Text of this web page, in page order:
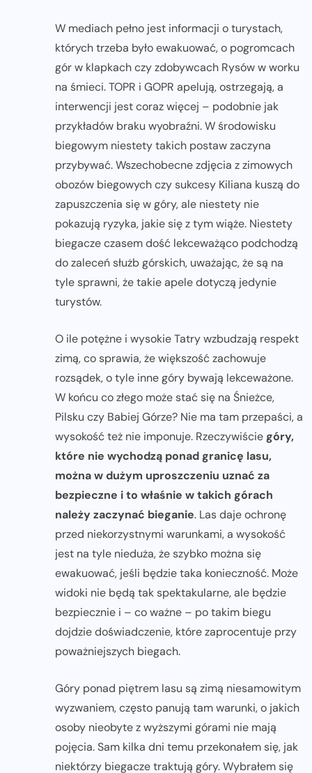
W mediach pełno jest informacji o turystach,
których trzeba było ewakuować, o pogromcach
gór w klapkach czy zdobywcach Rysów w worku
na śmieci. TOPR i GOPR apelują, ostrzegają, a
interwencji jest coraz więcej – podobnie jak
przykładów braku wyobraźni. W środowisku
biegowym niestety takich postaw zaczyna
przybywać. Wszechobecne zdjęcia z zimowych
obozów biegowych czy sukcesy Kiliana kuszą do
zapuszczenia się w góry, ale niestety nie
pokazują ryzyka, jakie się z tym wiąże. Niestety
biegacze czasem dość lekceważąco podchodzą
do zaleceń służb górskich, uważając, że są na
tyle sprawni, że takie apele dotyczą jedynie
turystów.
O ile potężne i wysokie Tatry wzbudzają respekt
zimą, co sprawia, że większość zachowuje
rozsądek, o tyle inne góry bywają lekceważone.
W końcu co złego może stać się na Śnieżce,
Pilsku czy Babiej Górze? Nie ma tam przepaści, a
wysokość też nie imponuje. Rzeczywiściegóry,
które nie wychodzą ponad granicę lasu,
można w dużym uproszczeniu uznać za
bezpieczne i to właśnie w takich górach
należy zaczynać bieganie. Las daje ochronę
przed niekorzystnymi warunkami, a wysokość
jest na tyle nieduża, że szybko można się
ewakuować, jeśli będzie taka konieczność. Może
widoki nie będą tak spektakularne, ale będzie
bezpiecznie i – co ważne – po takim biegu
dojdzie doświadczenie, które zaprocentuje przy
poważniejszych biegach.
Góry ponad piętrem lasu są zimą niesamowitym
wyzwaniem, często panują tam warunki, o jakich
osoby nieobyte z wyższymi górami nie mają
pojęcia. Sam kilka dni temu przekonałem się, jak
niektórzy biegacze traktują góry. Wybrałem się